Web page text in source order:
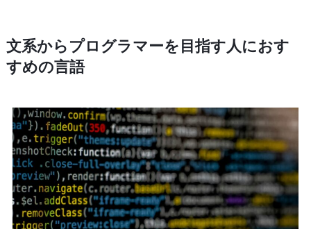
文系からプログラマーを目指す人におす
すめの言語